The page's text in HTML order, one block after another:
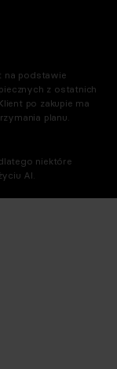
na podstawie
z ostatnich
po zakupie ma
planu.
niektóre
AI.